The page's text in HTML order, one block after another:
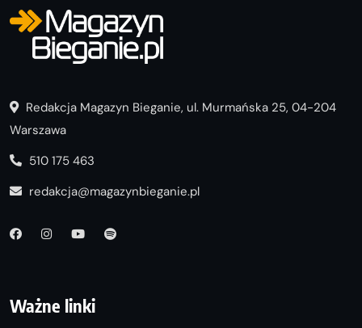
Redakcja Magazyn Bieganie, ul. Murmańska 25, 04-204
Warszawa
510 175 463
redakcja@magazynbieganie.pl
Ważne linki